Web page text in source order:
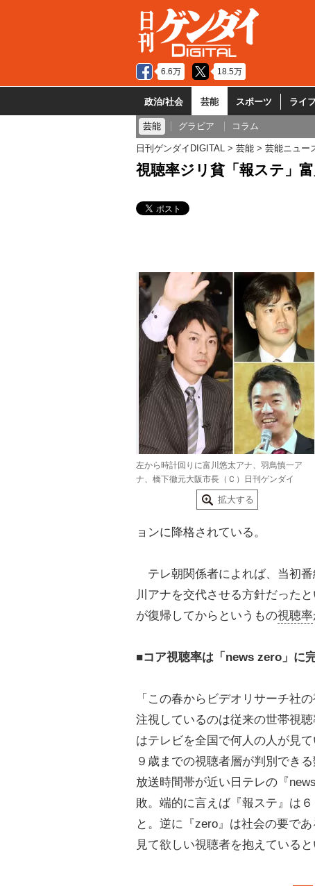
6.6万 18.5万
政治/社会 芸能 スポーツ ライフ
芸能 グラビア コラム
日刊ゲンダイDIGITAL 芸能 芸能ニュー
視聴率ジリ貧「報ステ」
左から時計回りに富川悠太アナ、羽鳥慎一ア
ナ、橋下徹元大阪市長（Ｃ）日刊ゲンダイ
拡大する
ョンに降格されている。
テレ朝関係者によれば、当初
川アナを交代させる方針だった
が復帰してからというもの視聴率
■コア視聴率は「news zero」に
「この春からビデオリサーチ社
注視しているのは従来の世帯視
はテレビを全国で何人の人が見
９歳までの視聴者層が判別でき
放送時間帯が近い日テレの『
敗。端的に言えば『報ステ』は
と。逆に『zero』は社会の要で
見て欲しい視聴者を抱えている